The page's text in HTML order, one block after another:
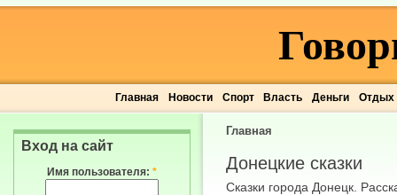
Главная Новости Спорт Власть Деньги Отдых
Главная
Донецкие сказки
Сказки города Донецк.
Вход на сайт
Имя пользователя: *